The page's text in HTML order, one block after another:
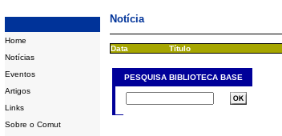
Home
Notícias
Eventos
Artigos
Links
Sobre o Comut
Notícia
Data Título
PESQUISA BIBLIOTECA BASE